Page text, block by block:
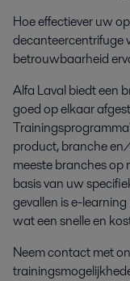
Hoe effectiever uw
decanteercentrifuge
betrouwbaarheid
Alfa Laval biedt een
goed op elkaar
product, branche
meeste branches
basis van uw
gevallen is e-
wat een snelle en
Neem contact met